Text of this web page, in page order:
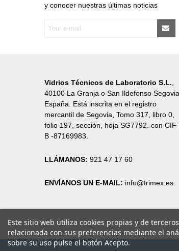
y conocer nuestras últimas noticias
Este sitio web utiliza cookies propias y de
relacionada con sus preferencias mediante el
sobre su uso pulse el botón Acepto.
Vidrios Técnicos de Laboratorio S.L.
40100 La Granja o San Ildefonso Segovia,
España. Está inscrita en el registro
mercantil de Segovia, Tomo 317, libro 0,
folio 197, sección, hoja SG7792. con CIF
B -87169983.
LLÁMANOS: 921 47 17 60
ENVÍANOS UN E-MAIL: info@trimex.es